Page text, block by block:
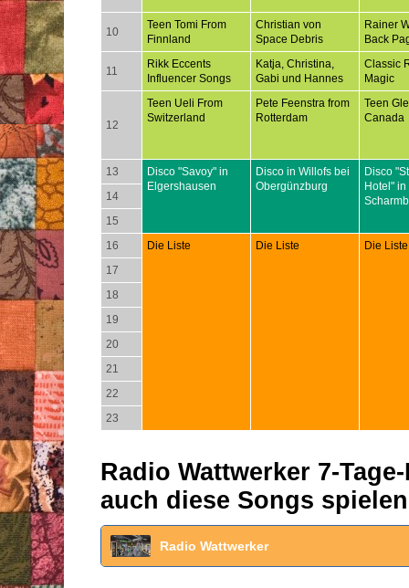
10
Teen Tomi From
Finnland
Christian von
Space Debris
Rainer
Back
11
Rikk Eccents
Influencer Songs
Katja, Christina,
Gabi und Hannes
Classic
Magic
12
Teen Ueli From
Switzerland
Pete Feenstra from
Rotterdam
Teen
Canada
13
Disco "Savoy" in
Elgershausen
Disco in Willofs bei
Obergünzburg
Disco
Hotel"
14
15
16
Die Liste Die Liste
Die Liste
17
18
19
20
21
22
23
Radio Wattwerker 7-
auch diese Songs spielen
Radio Wattwerker